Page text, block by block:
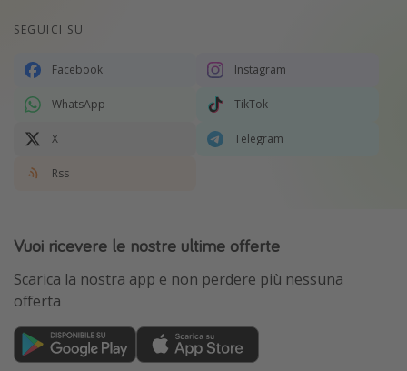
SEGUICI SU
Facebook Instagram
WhatsApp TikTok
X Telegram
Rss
Vuoi ricevere le nostre ultime offerte
Scarica la nostra app e non perdere più nessuna
offerta